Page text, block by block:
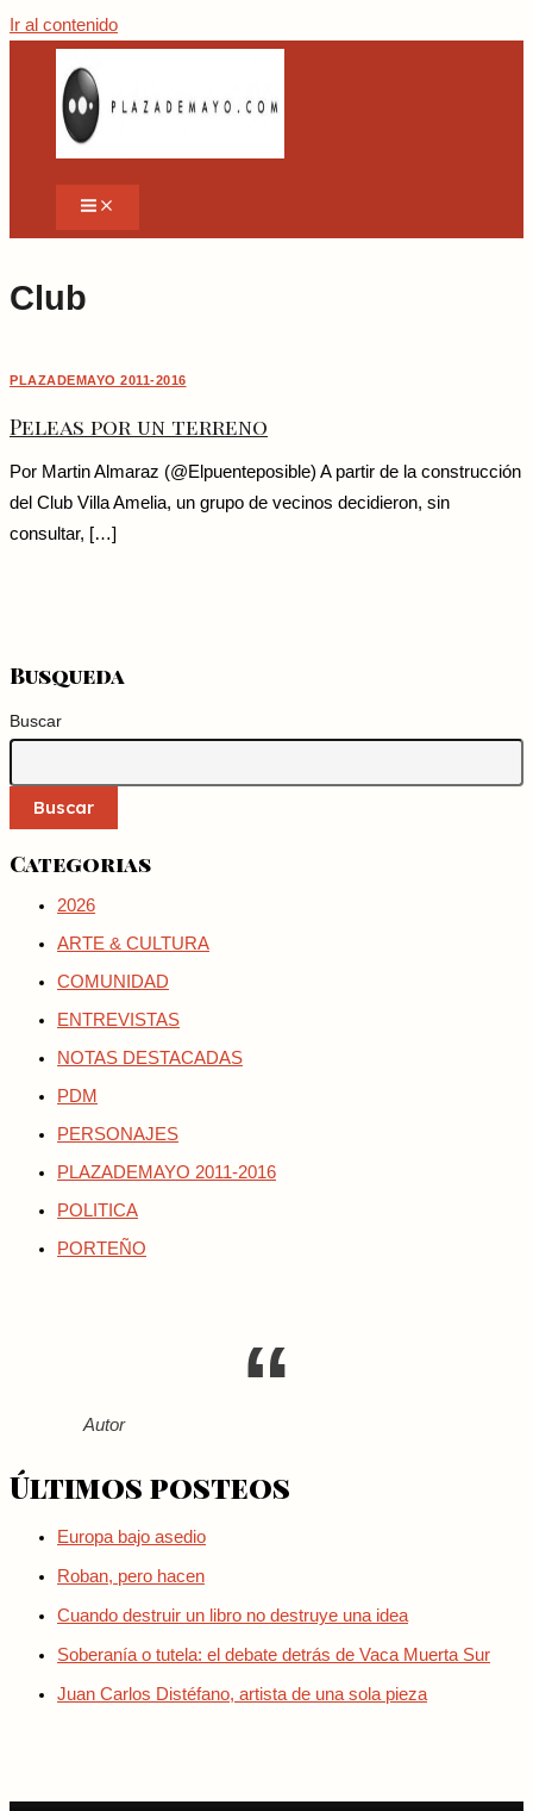
Ir al contenido
Club
PLAZADEMAYO 2011-2016
Peleas por un terreno
Por Martin Almaraz (@Elpuenteposible) A partir de la construcción
del Club Villa Amelia, un grupo de vecinos decidieron, sin
consultar, […]
Busqueda
Buscar
Buscar
Categorias
2026
ARTE & CULTURA
COMUNIDAD
ENTREVISTAS
NOTAS DESTACADAS
PDM
PERSONAJES
PLAZADEMAYO 2011-2016
POLITICA
PORTEÑO
Autor
Últimos posteos
Europa bajo asedio
Roban, pero hacen
Cuando destruir un libro no destruye una idea
Soberanía o tutela: el debate detrás de Vaca Muerta Sur
Juan Carlos Distéfano, artista de una sola pieza